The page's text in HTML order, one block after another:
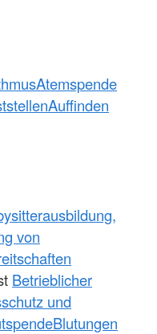
Atemspende
Auffinden
von
Betrieblicher
und
Blutungen